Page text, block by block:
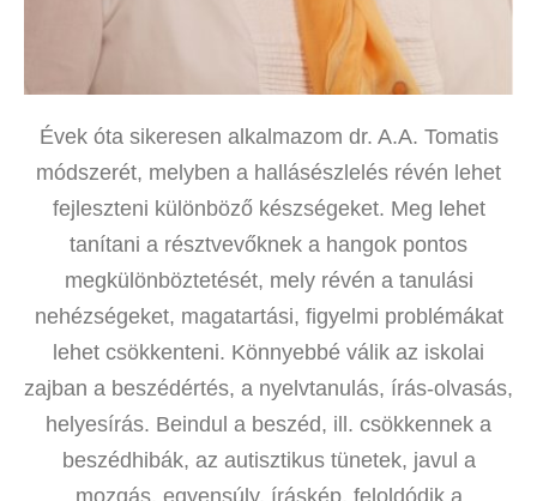
Évek óta sikeresen alkalmazom dr. A.A. Tomatis
módszerét, melyben a hallásészlelés révén lehet
fejleszteni különböző készségeket. Meg lehet
tanítani a résztvevőknek a hangok pontos
megkülönböztetését, mely révén a tanulási
nehézségeket, magatartási, figyelmi problémákat
lehet csökkenteni. Könnyebbé válik az iskolai
zajban a beszédértés, a nyelvtanulás, írás-olvasás,
helyesírás. Beindul a beszéd, ill. csökkennek a
beszédhibák, az autisztikus tünetek, javul a
mozgás, egyensúly, íráskép, feloldódik a